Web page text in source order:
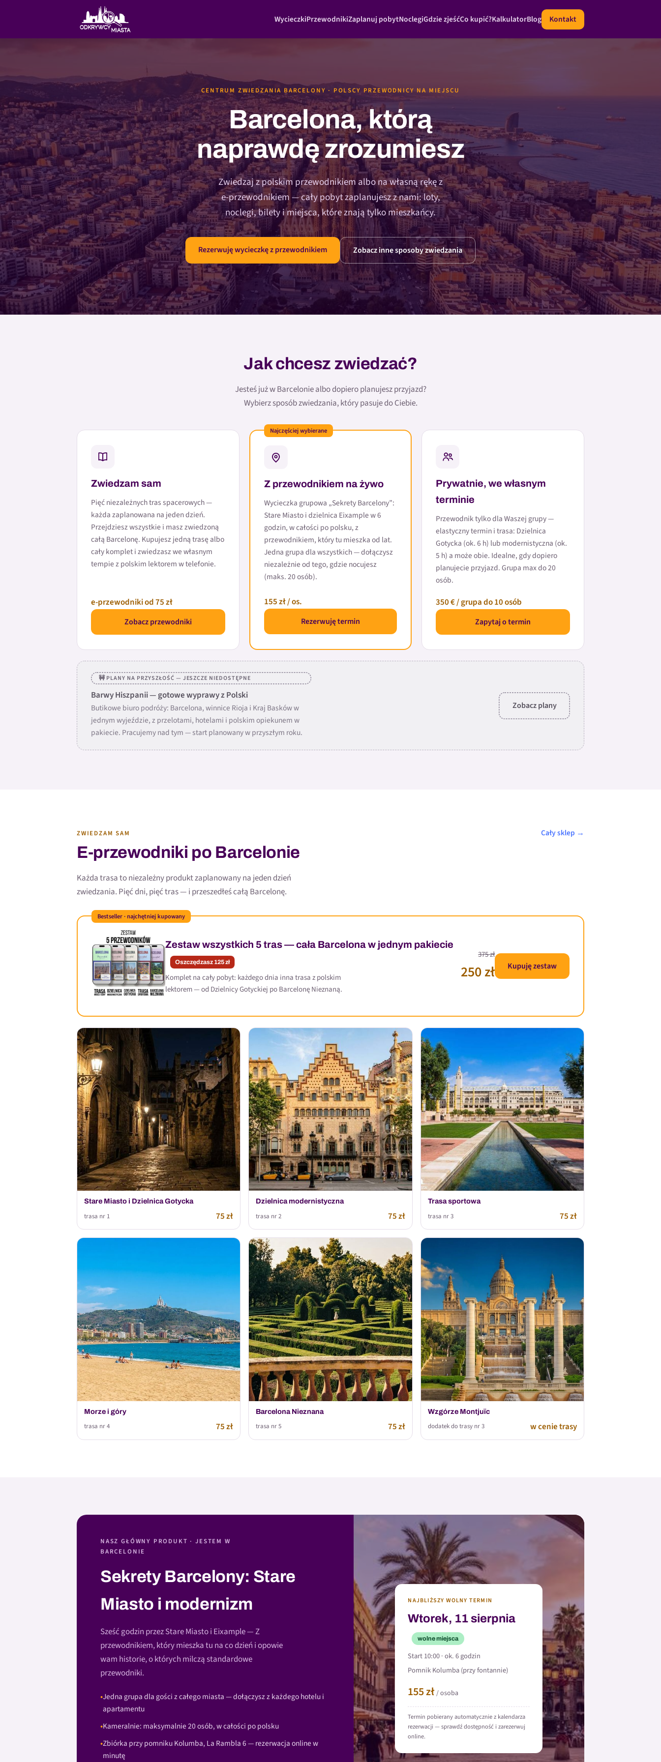
WycieczkiPrzewodnikiZaplanuj pobytNoclegiGdzie zjeśćCo kupić?KalkulatorBlog Kontakt
CENTRUM ZWIEDZANIA BARCELONY · POLSCY PRZEWODNICY NA MIEJSCU
Barcelona, którą
naprawdę zrozumiesz
Zwiedzaj z polskim przewodnikiem albo na własną rękę z
e-przewodnikiem — cały pobyt zaplanujesz z nami: loty,
noclegi, bilety i miejsca, które znają tylko mieszkańcy.
Rezerwuję wycieczkę z przewodnikiem Zobacz inne sposoby zwiedzania
Jak chcesz zwiedzać?
Jesteś już w Barcelonie albo dopiero planujesz przyjazd?
Wybierz sposób zwiedzania, który pasuje do Ciebie.
Zwiedzam sam
Pięć niezależnych tras spacerowych —
każda zaplanowana na jeden dzień.
Przejdziesz wszystkie i masz zwiedzoną
całą Barcelonę. Kupujesz jedną trasę albo
cały komplet i zwiedzasz we własnym
tempie z polskim lektorem w telefonie.
e-przewodniki od 75 zł
Zobacz przewodniki
Najczęściej wybierane
Z przewodnikiem na żywo
Wycieczka grupowa „Sekrety Barcelony”:
Stare Miasto i dzielnica Eixample w 6
godzin, w całości po polsku, z
przewodnikiem, który tu mieszka od lat.
Jedna grupa dla wszystkich — dołączysz
niezależnie od tego, gdzie nocujesz
(maks. 20 osób).
155 zł / os.
Rezerwuję termin
Prywatnie, we własnym
terminie
Przewodnik tylko dla Waszej grupy —
elastyczny termin i trasa: Dzielnica
Gotycka (ok. 6 h) lub modernistyczna (ok.
5 h) a może obie. Idealne, gdy dopiero
planujecie przyjazd. Grupa max do 20
osób.
350 € / grupa do 10 osób
Zapytaj o termin
🚧 PLANY NA PRZYSZŁOŚĆ — JESZCZE NIEDOSTĘPNE
Barwy Hiszpanii — gotowe wyprawy z Polski
Butikowe biuro podróży: Barcelona, winnice Rioja i Kraj Basków w
jednym wyjeździe, z przelotami, hotelami i polskim opiekunem w
pakiecie. Pracujemy nad tym — start planowany w przyszłym roku.
Zobacz plany
ZWIEDZAM SAM
E-przewodniki po Barcelonie
Każda trasa to niezależny produkt zaplanowany na jeden dzień
zwiedzania. Pięć dni, pięć tras — i przeszedłeś całą Barcelonę.
Cały sklep →
Bestseller · najchętniej kupowany
Zestaw wszystkich 5 tras — cała Barcelona w jednym pakiecie
Oszczędzasz 125 zł
Komplet na cały pobyt: każdego dnia inna trasa z polskim
lektorem — od Dzielnicy Gotyckiej po Barcelonę Nieznaną.
375 zł
250 zł Kupuję zestaw
Stare Miasto i Dzielnica Gotycka
trasa nr 1 75 zł
Dzielnica modernistyczna
trasa nr 2 75 zł
Trasa sportowa
trasa nr 3 75 zł
Morze i góry
trasa nr 4 75 zł
Barcelona Nieznana
trasa nr 5 75 zł
Wzgórze Montjuïc
dodatek do trasy nr 3 w cenie trasy
NASZ GŁÓWNY PRODUKT · JESTEM W
BARCELONIE
Sekrety Barcelony: Stare
Miasto i modernizm
Sześć godzin przez Stare Miasto i Eixample — Z
przewodnikiem, który mieszka tu na co dzień i opowie
wam historie, o których milczą standardowe
przewodniki.
Jedna grupa dla gości z całego miasta — dołączysz z każdego hotelu i
apartamentu
Kameralnie: maksymalnie 20 osób, w całości po polsku
Zbiórka przy pomniku Kolumba, La Rambla 6 — rezerwacja online w
minutę
NAJBLIŻSZY WOLNY TERMIN
Wtorek, 11 sierpnia
wolne miejsca
Start 10:00 · ok. 6 godzin
Pomnik Kolumba (przy fontannie)
155 zł/ osoba
Termin pobierany automatycznie z kalendarza
rezerwacji — sprawdź dostępność i zarezerwuj
online.